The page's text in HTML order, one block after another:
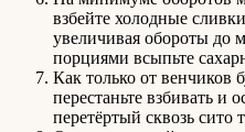
взбейте холодные
увеличивая обороты до
порциями всыпьте
Как только от венчиков
перестаньте взбивать и
перетёртый сквозь сито